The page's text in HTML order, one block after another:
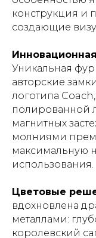
конструкция и
создающие
Уникальная
авторские
логотипа
полированной
магнитных
молниями
максимальную
использования.
Цветовые
вдохновлена
металлами:
королевский